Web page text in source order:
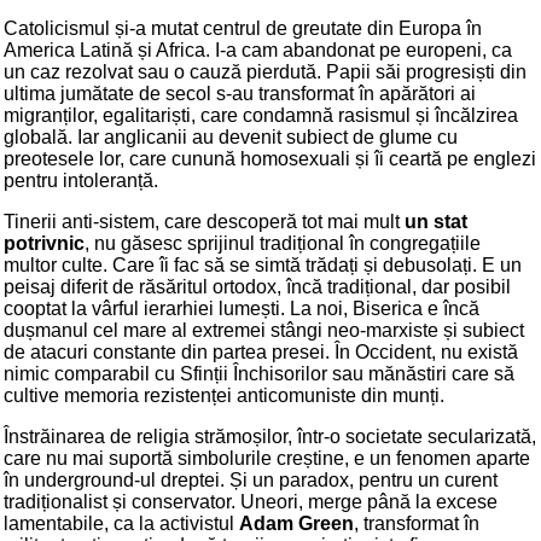
Catolicismul și-a mutat centrul de greutate din Europa în
America Latină și Africa. I-a cam abandonat pe europeni, ca
un caz rezolvat sau o cauză pierdută. Papii săi progresiști din
ultima jumătate de secol s-au transformat în apărători ai
migranților, egalitariști, care condamnă rasismul și încălzirea
globală. Iar anglicanii au devenit subiect de glume cu
preotesele lor, care cunună homosexuali și îi ceartă pe englezi
pentru intoleranță.
Tinerii anti-sistem, care descoperă tot mai mult un stat
potrivnic, nu găsesc sprijinul tradițional în congregațiile
multor culte. Care îi fac să se simtă trădați și debusolați. E un
peisaj diferit de răsăritul ortodox, încă tradițional, dar posibil
cooptat la vârful ierarhiei lumești. La noi, Biserica e încă
dușmanul cel mare al extremei stângi neo-marxiste și subiect
de atacuri constante din partea presei. În Occident, nu există
nimic comparabil cu Sfinții Închisorilor sau mănăstiri care să
cultive memoria rezistenței anticomuniste din munți.
Înstrăinarea de religia strămoșilor, într-o societate secularizată,
care nu mai suportă simbolurile creștine, e un fenomen aparte
în underground-ul dreptei. Și un paradox, pentru un curent
tradiționalist și conservator. Uneori, merge până la excese
lamentabile, ca la activistul Adam Green, transformat în